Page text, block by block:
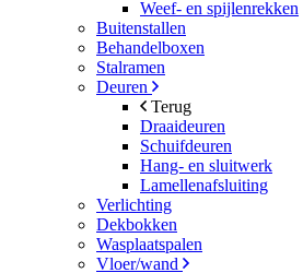
Weef- en spijlenrekken
Buitenstallen
Behandelboxen
Stalramen
Deuren
Terug
Draaideuren
Schuifdeuren
Hang- en sluitwerk
Lamellenafsluiting
Verlichting
Dekbokken
Wasplaatspalen
Vloer/wand